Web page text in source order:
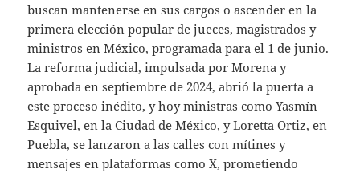
buscan mantenerse en sus cargos o ascender en la
primera elección popular de jueces, magistrados y
ministros en México, programada para el 1 de junio.
La reforma judicial, impulsada por Morena y
aprobada en septiembre de 2024, abrió la puerta a
este proceso inédito, y hoy ministras como Yasmín
Esquivel, en la Ciudad de México, y Loretta Ortiz, en
Puebla, se lanzaron a las calles con mítines y
mensajes en plataformas como X, prometiendo